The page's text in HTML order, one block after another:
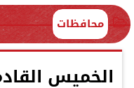
محافظات
الخميس